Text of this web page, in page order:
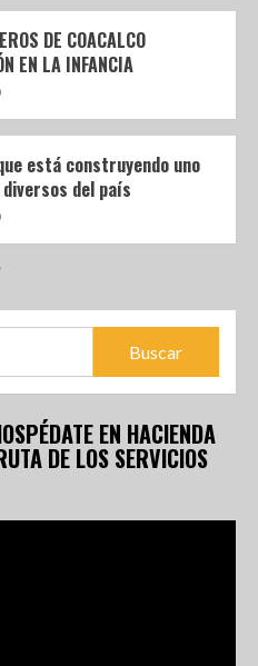
DE COACALCO
EN LA INFANCIA
está construyendo uno
del país
EN HACIENDA
DE LOS SERVICIOS